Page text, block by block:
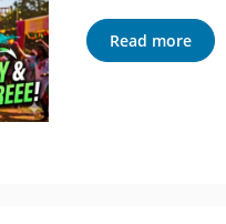
Read more